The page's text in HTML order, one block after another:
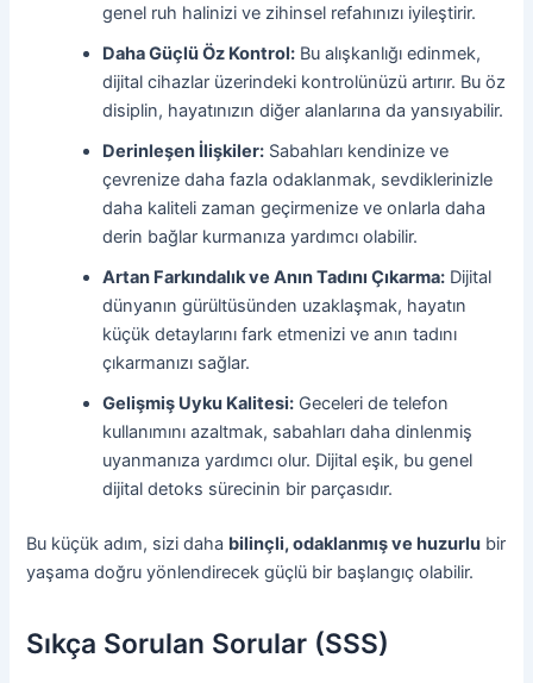
genel ruh halinizi ve zihinsel refahınızı iyileştirir.
Daha Güçlü Öz Kontrol: Bu alışkanlığı edinmek,
dijital cihazlar üzerindeki kontrolünüzü artırır. Bu öz
disiplin, hayatınızın diğer alanlarına da yansıyabilir.
Derinleşen İlişkiler: Sabahları kendinize ve
çevrenize daha fazla odaklanmak, sevdiklerinizle
daha kaliteli zaman geçirmenize ve onlarla daha
derin bağlar kurmanıza yardımcı olabilir.
Artan Farkındalık ve Anın Tadını Çıkarma: Dijital
dünyanın gürültüsünden uzaklaşmak, hayatın
küçük detaylarını fark etmenizi ve anın tadını
çıkarmanızı sağlar.
Gelişmiş Uyku Kalitesi: Geceleri de telefon
kullanımını azaltmak, sabahları daha dinlenmiş
uyanmanıza yardımcı olur. Dijital eşik, bu genel
dijital detoks sürecinin bir parçasıdır.
Bu küçük adım, sizi daha bilinçli, odaklanmış ve huzurlu bir
yaşama doğru yönlendirecek güçlü bir başlangıç olabilir.
Sıkça Sorulan Sorular (SSS)